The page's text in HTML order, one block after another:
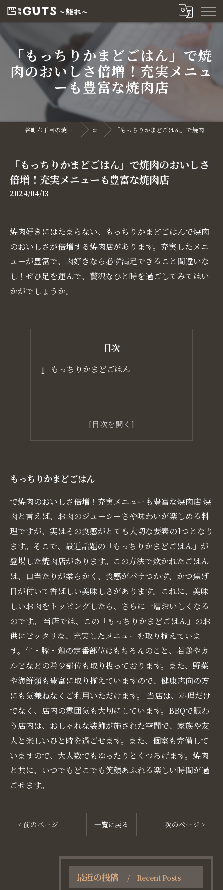
「もっちりかまどごはん」で焼
肉のおいしさ倍増！充実メニュ
ーも豊富な焼肉店
谷町六丁目の焼肉なら焼肉GUTS～離れ～ コラム 「もっちりかまどごはん」で焼肉のおいしさ倍増！充実メニューも豊富な焼肉店
「もっちりかまどごはん」で焼肉のおいしさ
倍増！充実メニューも豊富な焼肉店
2024/04/13
焼肉好きにはたまらない、もっちりかまどごはんで焼肉
のおいしさが倍増する焼肉店があります。充実したメニ
ューが豊富で、肉好きなら必ず満足できること間違いな
し！ぜひ足を運んで、贅沢なひと時を過ごしてみてはい
かがでしょうか。
目次
もっちりかまどごはん
もっちりかまどごはん
で焼肉のおいしさ倍増！充実メニューも豊富な焼肉店 焼
肉と言えば、お肉のジューシーさや味わいが楽しめる料
理ですが、実はその食感がとても大切な要素の1つとなり
ます。そこで、最近話題の「もっちりかまどごはん」が
登場した焼肉店があります。この方法で炊かれたごはん
は、口当たりが柔らかく、食感がパサつかず、かつ焦げ
目が付いて香ばしい美味しさがあります。これに、美味
しいお肉をトッピングしたら、さらに一層おいしくなる
のです。 当店では、この「もっちりかまどごはん」のお
供にピッタリな、充実したメニューを取り揃えていま
す。牛・豚・鶏の定番部位はもちろんのこと、若鶏やカ
ルビなどの希少部位も取り扱っております。また、野菜
や海鮮類も豊富に取り揃えていますので、健康志向の方
にも気兼ねなくご利用いただけます。 当店は、料理だけ
でなく、店内の雰囲気も大切にしています。BBQで賑わ
う店内は、おしゃれな装飾が施された空間で、家族や友
人と楽しいひと時を過ごせます。また、個室も完備して
いますので、大人数でもゆったりとくつろげます。焼肉
と共に、いつでもどこでも笑顔あふれる楽しい時間が過
ごせます。
< 前のページ 一覧に戻る 次のページ >
最近の投稿 Recent Posts